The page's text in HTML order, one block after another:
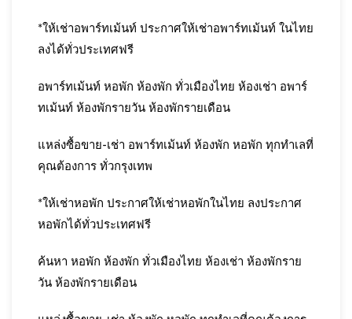
*ให้เช่าอพาร์ทเม้นท์ ประกาศให้เช่าอพาร์ทเม้นท์ ในไทย
ลงได้ทั่วประเทศฟรี
อพาร์ทเม้นท์ หอพัก ห้องพัก ทั่วเมืองไทย ห้องเช่า อพาร์
ทเม้นท์ ห้องพักรายวัน ห้องพักรายเดือน
แหล่งซื้อขาย-เช่า อพาร์ทเม้นท์ ห้องพัก หอพัก ทุกทำเลที่
คุณต้องการ ทั่วกรุงเทพ
*ให้เช่าหอพัก ประกาศให้เช่าหอพักในไทย ลงประกาศ
หอพักได้ทั่วประเทศฟรี
ค้นหา หอพัก ห้องพัก ทั่วเมืองไทย ห้องเช่า ห้องพักราย
วัน ห้องพักรายเดือน